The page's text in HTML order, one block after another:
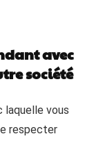
avec
société
laquelle vous
respecter